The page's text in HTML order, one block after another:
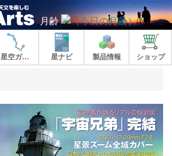
月齢
星空ガイド 星ナビ 製品情報 ショップ